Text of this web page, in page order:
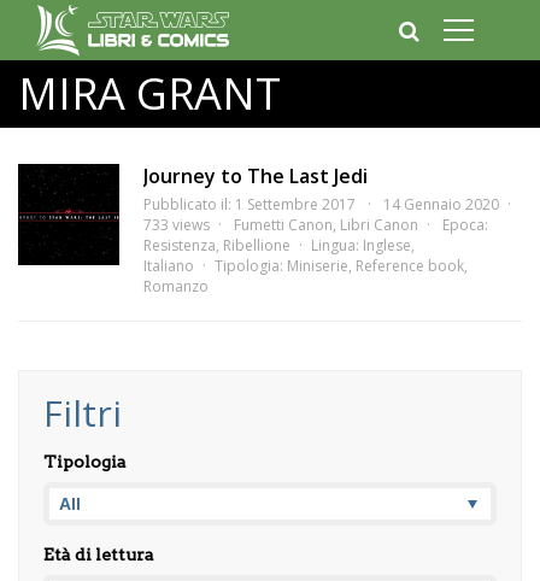
MIRA GRANT
Journey to The Last Jedi
Pubblicato il: 1 Settembre 2017
14 Gennaio 2020
733 views
Fumetti Canon, Libri Canon
Epoca:
Resistenza, Ribellione Lingua: Inglese,
Italiano
Tipologia: Miniserie, Reference book,
Romanzo
Filtri
Tipologia
Età di lettura